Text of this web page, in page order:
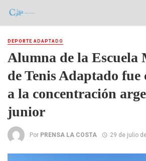
DEPORTE ADAPTADO
Alumna de la Escuela
de Tenis Adaptado fue
a la concentración
junior
Por PRENSA LA COSTA 29 de julio